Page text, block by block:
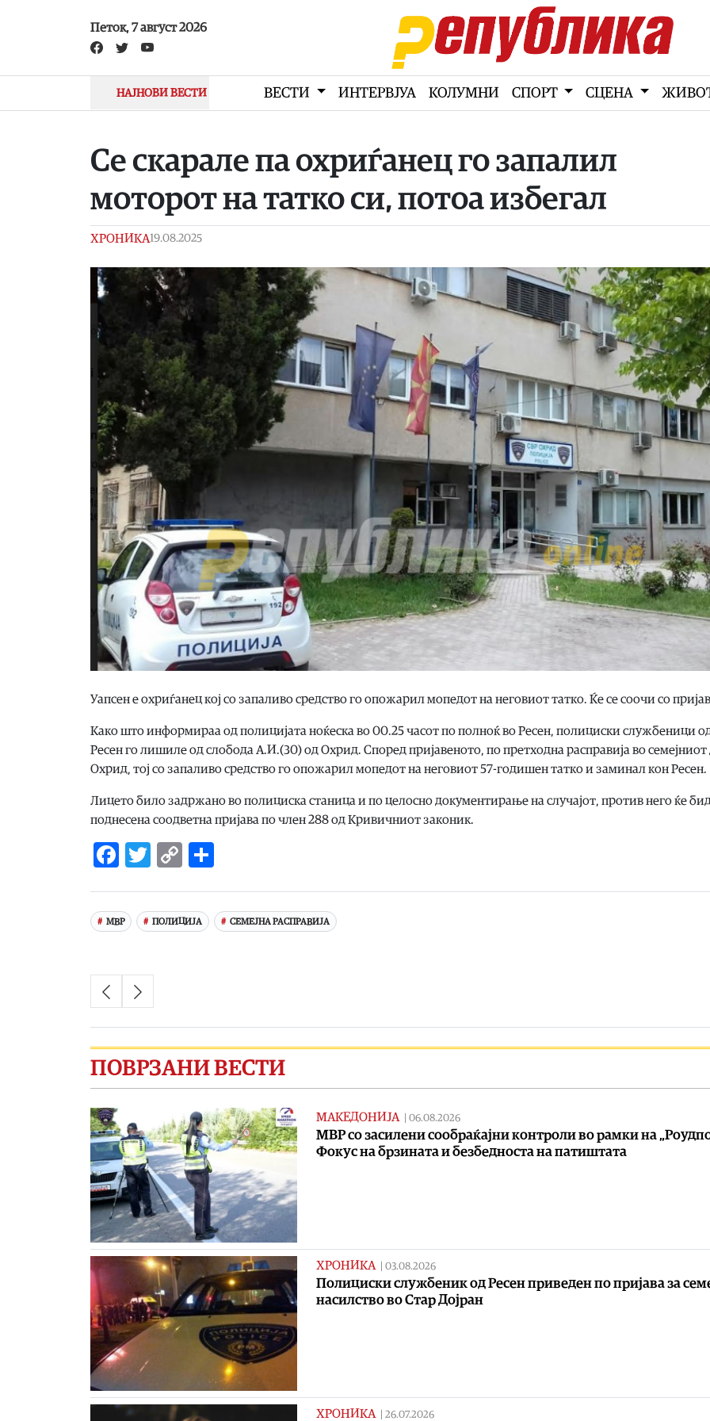
Петок, 7 август 2026
НАЈНОВИ ВЕСТИ ВЕСТИ ИНТЕРВЈУА КОЛУМНИ СПОРТ СЦЕНА
Се скарале па охриѓанец го запалил
моторот на татко си, потоа избегал
ХРОНИКА19.08.2025
Уапсен е охриѓанец кој со запаливо средство го опожарил мопедот на неговиот татко. Ќе се соочи со
Како што информираа од полицијата ноќеска во 00.25 часот по полноќ во Ресен, полициски службеници
Ресен го лишиле од слобода А.И.(30) од Охрид. Според пријавеното, по претходна расправија во
Охрид, тој со запаливо средство го опожарил мопедот на неговиот 57-годишен татко и заминал кон Ресен.
Лицето било задржано во полициска станица и по целосно документирање на случајот, против него ќе
поднесена соодветна пријава по член 288 од Кривичниот законик.
Facebook
Twitter
Copy
МВР ПОЛИЦИЈА СЕМЕЈНА РАСПРАВИЈА
ПОВРЗАНИ ВЕСТИ
МАКЕДОНИЈА 06.08.2026
МВР со засилени сообраќајни контроли во рамки на
Фокус на брзината и безбедноста на патиштата
ХРОНИКА 03.08.2026
Полициски службеник од Ресен приведен по пријава за
насилство во Стар Дојран
ХРОНИКА 26.07.2026